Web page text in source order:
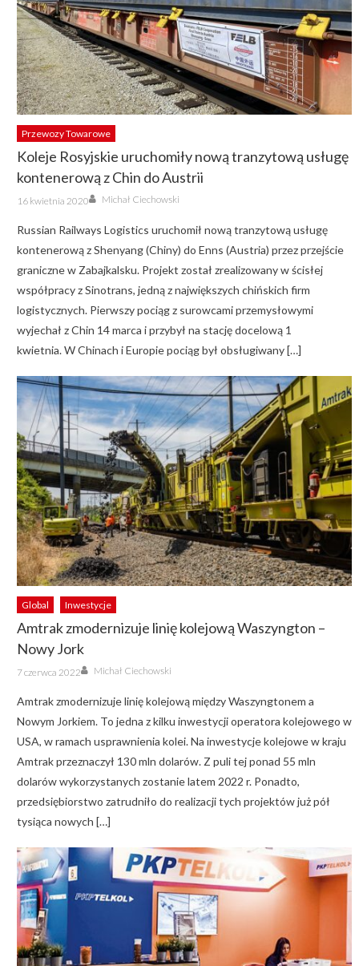
Przewozy Towarowe
Koleje Rosyjskie uruchomiły nową tranzytową usługę
kontenerową z Chin do Austrii
Posted
on
16 kwietnia 2020 Author
Michał Ciechowski
Russian Railways Logistics uruchomił nową tranzytową usługę
kontenerową z Shenyang (Chiny) do Enns (Austria) przez przejście
graniczne w Zabajkalsku. Projekt został zrealizowany w ścisłej
współpracy z Sinotrans, jedną z największych chińskich firm
logistycznych. Pierwszy pociąg z surowcami przemysłowymi
wyjechał z Chin 14 marca i przybył na stację docelową 1
kwietnia. W Chinach i Europie pociąg był obsługiwany […]
Global Inwestycje
Amtrak zmodernizuje linię kolejową Waszyngton –
Nowy Jork
Posted
on
7 czerwca 2022 Author
Michał Ciechowski
Amtrak zmodernizuje linię kolejową między Waszyngtonem a
Nowym Jorkiem. To jedna z kilku inwestycji operatora kolejowego w
USA, w ramach usprawnienia kolei. Na inwestycje kolejowe w kraju
Amtrak przeznaczył 130 mln dolarów. Z puli tej ponad 55 mln
dolarów wykorzystanych zostanie latem 2022 r. Ponadto,
przedsiębiorstwo zatrudniło do realizacji tych projektów już pół
tysiąca nowych […]